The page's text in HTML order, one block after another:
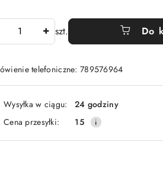
szt. Do
telefoniczne: 789576964
Wysyłka w ciągu:
24 godziny
Cena przesyłki:
15